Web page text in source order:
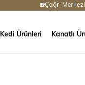
☎️Çağrı
Kedi Ürünleri Kanatlı